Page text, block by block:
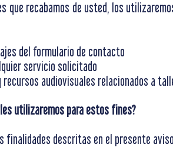
que recabamos de usted, los
del formulario de contacto
servicio solicitado
audiovisuales relacionados a
utilizaremos para estos fines?
finalidades descritas en el presente